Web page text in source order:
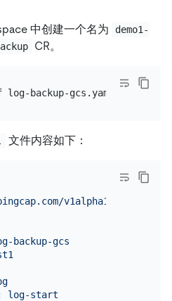
中创建一个名为
demo1-
CR。
文件内容如下：
v1alpha1
backup-gcs
log-start